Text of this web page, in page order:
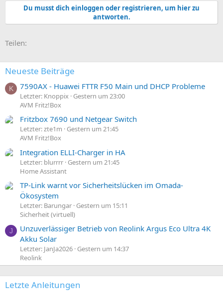
Du musst dich einloggen oder registrieren, um hier zu
antworten.
Teilen:
Neueste Beiträge
K 7590AX - Huawei FTTR F50 Main und DHCP Probleme
Letzter: Knoppix Gestern um 23:00
AVM Fritz!Box
Fritzbox 7690 und Netgear Switch
Letzter: zte1m
Gestern um 21:45
AVM Fritz!Box
Integration ELLI-Charger in HA
Letzter: blurrrr Gestern um 21:45
Home Assistant
TP-Link warnt vor Sicherheitslücken im Omada-
Ökosystem
Letzter: Barungar Gestern um 15:11
Sicherheit (virtuell)
J
Unzuverlässiger Betrieb von Reolink Argus Eco Ultra 4K
Akku Solar
Letzter: JanJa2026 Gestern um 14:37
Reolink
Letzte Anleitungen